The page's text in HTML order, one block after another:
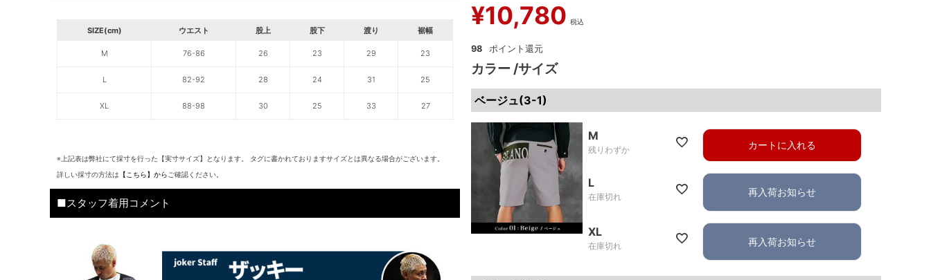
SIZE(cm) ウエスト 股上 股下 渡り 裾幅
M 76-86 26 23 29 23
L 82-92 28 24 31 25
XL 88-98 30 25 33 27
※上記表は弊社にて採寸を行った【実寸サイズ】となります。 タグに書かれておりますサイズとは異なる場合がございます。
詳しい採寸の方法は 【こちら】から ご確認ください。
■スタッフ着用コメント
¥10,780 税込
98
カラー サイズ
ベージュ(3-1)
M
残りわずか カートに入れる
L
在庫切れ 再入荷お知らせ
XL
在庫切れ 再入荷お知らせ